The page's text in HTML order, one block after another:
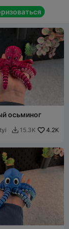
 
осьминог
 15.3K 4.2K